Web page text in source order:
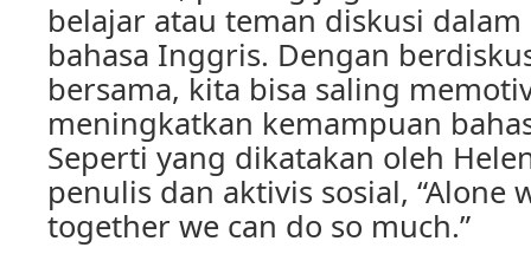
belajar atau teman diskusi
bahasa Inggris. Dengan
bersama, kita bisa saling
meningkatkan kemampuan
Seperti yang dikatakan oleh
penulis dan aktivis sosial, “Alone
together we can do so much.”